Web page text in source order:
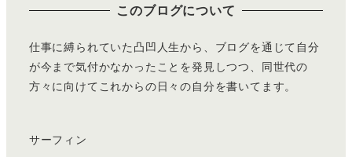
このブログについて
仕事に縛られていた凸凹人生から、ブログを通じて自分
が今まで気付かなかったことを発見しつつ、同世代の
方々に向けてこれからの日々の自分を書いてます。
サーフィン